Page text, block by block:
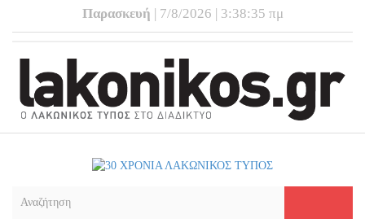
Παρασκευή | 7/8/2026 | 3:38:36 πμ